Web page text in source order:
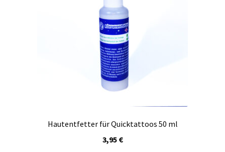
Widerrufsbelehrung / Muster-Widerrufsformular
Hautentfetter für Quicktattoos 50 ml
3,95 €